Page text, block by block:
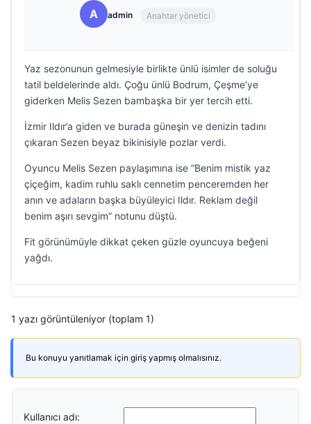
A admin Anahtar yönetici
Yaz sezonunun gelmesiyle birlikte ünlü isimler de soluğu
tatil beldelerinde aldı. Çoğu ünlü Bodrum, Çeşme’ye
giderken Melis Sezen bambaşka bir yer tercih etti.
İzmir Ildır’a giden ve burada güneşin ve denizin tadını
çıkaran Sezen beyaz bikinisiyle pozlar verdi.
Oyuncu Melis Sezen paylaşımına ise “Benim mistik yaz
çiçeğim, kadim ruhlu saklı cennetim penceremden her
anın ve adaların başka büyüleyici Ildır. Reklam değil
benim aşırı sevgim” notunu düştü.
Fit görünümüyle dikkat çeken güzle oyuncuya beğeni
yağdı.
1 yazı görüntüleniyor (toplam 1)
Bu konuyu yanıtlamak için giriş yapmış olmalısınız.
Kullanıcı adı: